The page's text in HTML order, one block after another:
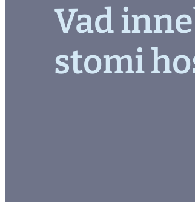
Vad
stomi